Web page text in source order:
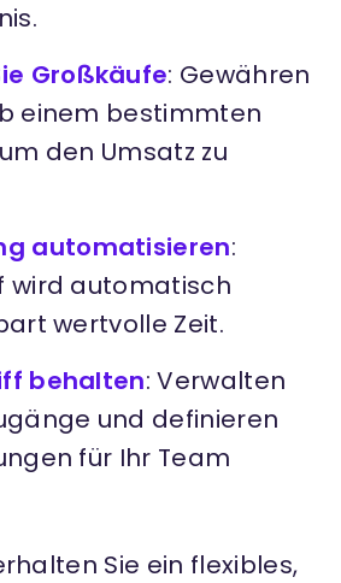
Großkäufe: Gewähren
einem bestimmten
den Umsatz zu
automatisieren:
wird automatisch
wertvolle Zeit.
behalten: Verwalten
und definieren
für Ihr Team
Sie ein flexibles,